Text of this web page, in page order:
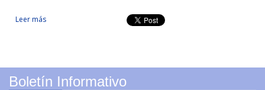
Leer más sobre Promoción de la innovación empresarial, transferencia
y desarrollo tecnológico e integración del clúster aeronáutico
Boletín Informativo